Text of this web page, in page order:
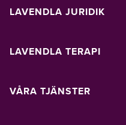
LAVENDLA JURIDIK
LAVENDLA TERAPI
VÅRA TJÄNSTER